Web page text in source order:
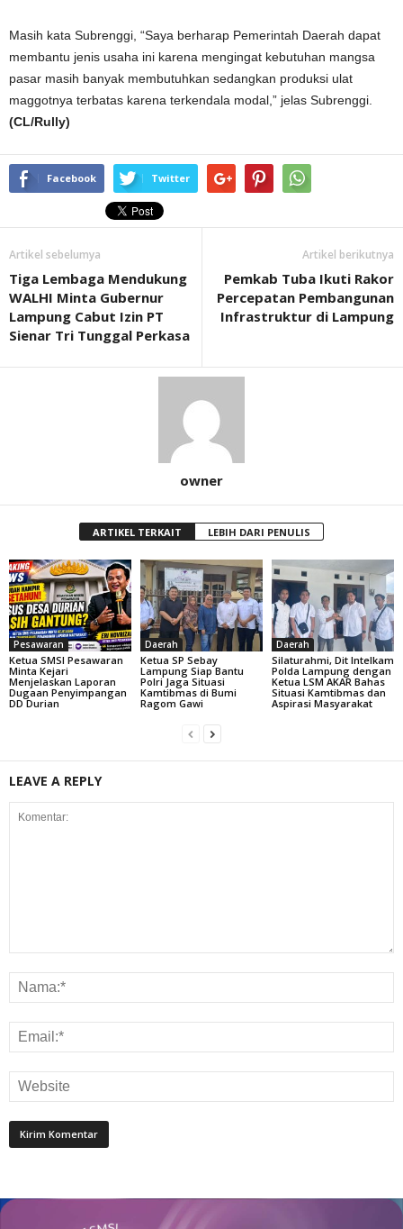
Masih kata Subrenggi, “Saya berharap Pemerintah Daerah dapat
membantu jenis usaha ini karena mengingat kebutuhan mangsa
pasar masih banyak membutuhkan sedangkan produksi ulat
maggotnya terbatas karena terkendala modal,” jelas Subrenggi.
(CL/Rully)
Facebook Twitter
Artikel sebelumya
Tiga Lembaga Mendukung
WALHI Minta Gubernur
Lampung Cabut Izin PT
Sienar Tri Tunggal Perkasa
Artikel berikutnya
Pemkab Tuba Ikuti Rakor
Percepatan Pembangunan
Infrastruktur di Lampung
owner
ARTIKEL TERKAIT LEBIH DARI PENULIS
Pesawaran
Ketua SMSI Pesawaran
Minta Kejari
Menjelaskan Laporan
Dugaan Penyimpangan
DD Durian
Daerah
Ketua SP Sebay
Lampung Siap Bantu
Polri Jaga Situasi
Kamtibmas di Bumi
Ragom Gawi
Daerah
Silaturahmi, Dit Intelkam
Polda Lampung dengan
Ketua LSM AKAR Bahas
Situasi Kamtibmas dan
Aspirasi Masyarakat
LEAVE A REPLY